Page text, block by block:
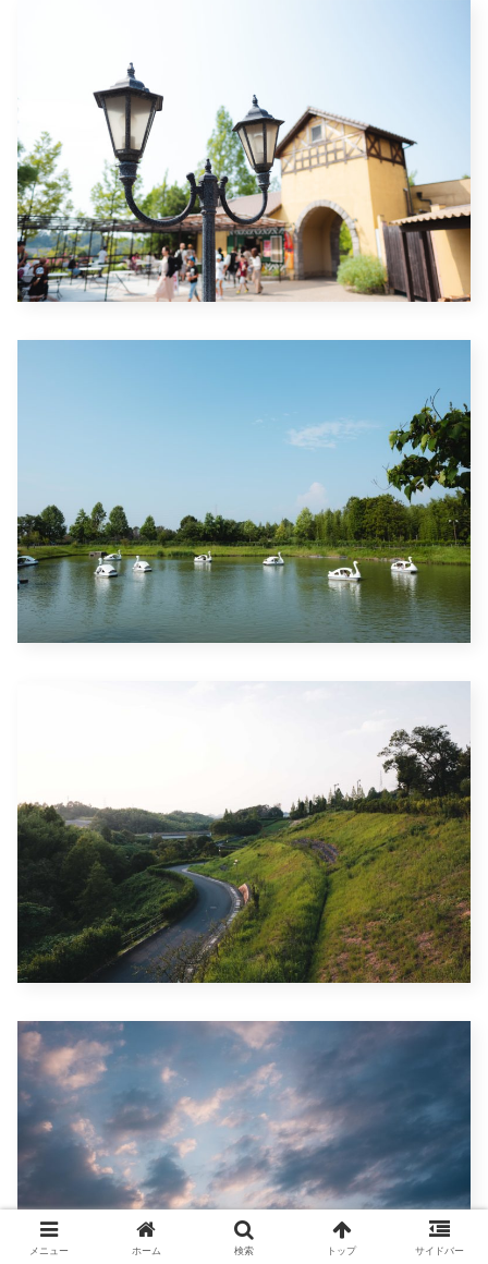
メニュー ホーム 検索 トップ サイドバー